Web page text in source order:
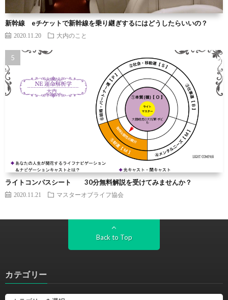
新幹線 eチケットで新幹線を乗り継ぎするにはどうしたらいいの？
2020.11.20 大内のこと
ライトコンパスシート 30分無料解説を受けてみませんか？
2020.11.21 マスターオブライフ協会
Back to Top
カテゴリー